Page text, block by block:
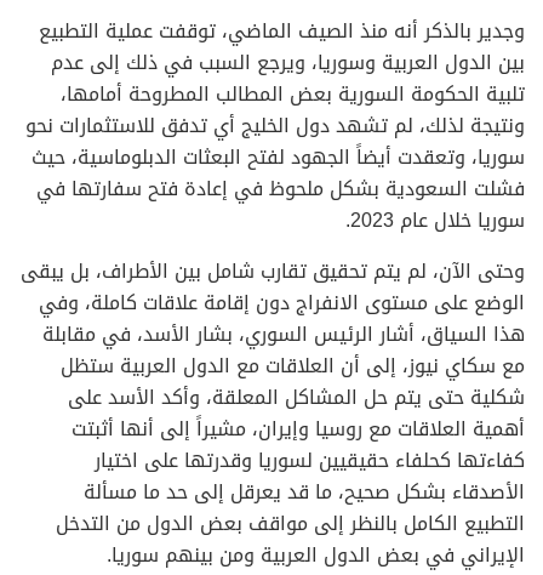
وجدير بالذكر أنه منذ الصيف الماضي، توقفت عملية التطبيع
بين الدول العربية وسوريا، ويرجع السبب في ذلك إلى عدم
تلبية الحكومة السورية بعض المطالب المطروحة أمامها،
ونتيجة لذلك، لم تشهد دول الخليج أي تدفق للاستثمارات نحو
سوريا، وتعقدت أيضاً الجهود لفتح البعثات الدبلوماسية، حيث
فشلت السعودية بشكل ملحوظ في إعادة فتح سفارتها في
سوريا خلال عام 2023.
وحتى الآن، لم يتم تحقيق تقارب شامل بين الأطراف، بل يبقى
الوضع على مستوى الانفراج دون إقامة علاقات كاملة، وفي
هذا السياق، أشار الرئيس السوري، بشار الأسد، في مقابلة
مع سكاي نيوز، إلى أن العلاقات مع الدول العربية ستظل
شكلية حتى يتم حل المشاكل المعلقة، وأكد الأسد على
أهمية العلاقات مع روسيا وإيران، مشيراً إلى أنها أثبتت
كفاءتها كحلفاء حقيقيين لسوريا وقدرتها على اختيار
الأصدقاء بشكل صحيح، ما قد يعرقل إلى حد ما مسألة
التطبيع الكامل بالنظر إلى مواقف بعض الدول من التدخل
الإيراني في بعض الدول العربية ومن بينهم سوريا.